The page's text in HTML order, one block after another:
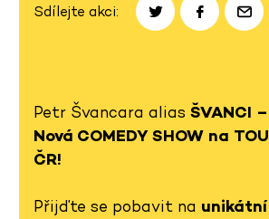
Sdílejte akci:
Petr Švancara alias ŠVANCI
Nová COMEDY SHOW na
ČR!
Přijďte se pobavit na unikátní